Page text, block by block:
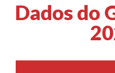
Dados do